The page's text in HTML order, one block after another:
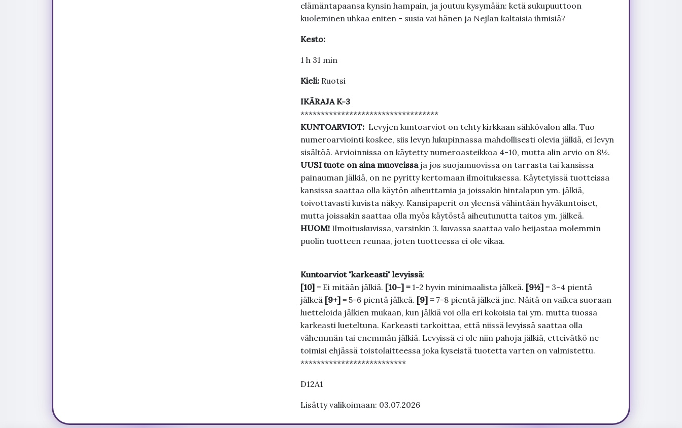
elämäntapaansa kynsin hampain, ja joutuu kysymään: ketä sukupuuttoon
kuoleminen uhkaa eniten - susia vai hänen ja Nejlan kaltaisia ihmisiä?
Kesto:
1 h 31 min
Kieli:Ruotsi
IKÄRAJA K-3
**********************************
KUNTOARVIOT: Levyjen kuntoarviot on tehty kirkkaan sähkövalon alla. Tuo
numeroarviointi koskee, siis levyn lukupinnassa mahdollisesti olevia jälkiä, ei levyn
sisältöä. Arvioinnissa on käytetty numeroasteikkoa 4-10, mutta alin arvio on 8½.
UUSI tuote on aina muoveissa ja jos suojamuovissa on tarrasta tai kansissa
painauman jälkiä, on ne pyritty kertomaan ilmoituksessa. Käytetyissä tuotteissa
kansissa saattaa olla käytön aiheuttamia ja joissakin hintalapun ym. jälkiä,
toivottavasti kuvista näkyy. Kansipaperit on yleensä vähintään hyväkuntoiset,
mutta joissakin saattaa olla myös käytöstä aiheutunutta taitos ym. jälkeä.
HUOM!Ilmoituskuvissa, varsinkin 3. kuvassa saattaa valo heijastaa molemmin
puolin tuotteen reunaa, joten tuotteessa ei ole vikaa.
Kuntoarviot "karkeasti" levyissä:
[10]= Ei mitään jälkiä. [10-] = 1-2 hyvin minimaalista jälkeä. [9½]= 3-4 pientä
jälkeä [9+]= 5-6 pientä jälkeä. [9] = 7-8 pientä jälkeä jne. Näitä on vaikea suoraan
luetteloida jälkien mukaan, kun jälkiä voi olla eri kokoisia tai ym. mutta tuossa
karkeasti lueteltuna. Karkeasti tarkoittaa, että niissä levyissä saattaa olla
vähemmän tai enemmän jälkiä. Levyissä ei ole niin pahoja jälkiä, etteivätkö ne
toimisi ehjässä toistolaitteessa joka kyseistä tuotetta varten on valmistettu.
**************************
D12A1
Lisätty valikoimaan: 03.07.2026